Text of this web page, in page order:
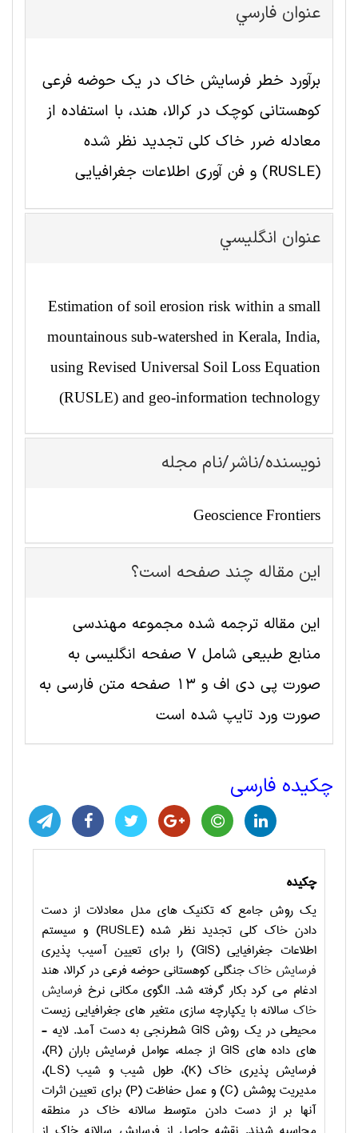
عنوان فارسي
برآورد خطر فرسایش خاک در یک حوضه فرعی
کوهستانی کوچک در کرالا، هند، با استفاده از
معادله ضرر خاک کلی تجدید نظر شده
(RUSLE) و فن آوری اطلاعات جغرافیایی
عنوان انگليسي
Estimation of soil erosion risk within a small
mountainous sub-watershed in Kerala, India,
using Revised Universal Soil Loss Equation
(RUSLE) and geo-information technology
نویسنده/ناشر/نام مجله
Geoscience Frontiers
این مقاله چند صفحه است؟
این مقاله ترجمه شده مجموعه مهندسی
منابع طبيعی شامل 7 صفحه انگلیسی به
صورت پی دی اف و 13 صفحه متن فارسی به
صورت ورد تایپ شده است
چکیده فارسی
چکیده
یک روش جامع که تکنیک ­های مدل معادلات از دست
دادن خاک کلی تجدید نظر شده (RUSLE) و سیستم
اطلاعات جغرافیایی (GIS) را برای تعیین آسیب ­پذیری
فرسایش خاکجنگلی کوهستانی حوضه فرعی در کرالا، هند
ادغام می ­کرد بکار گرفته شد. الگوی مکانی نرخ فرسایش
خاک سالانه با یکپارچه سازی متغیر های جغرافیایی زیست
محیطی در یک روش GISشطرنجی به دست آمد. لایه ­
های داده های GIS از جمله، عوامل فرسایش باران (R)،
فرسایش ­پذیری خاک (K)، طول شیب و شیب (LS)،
مدیریت پوشش (C) و عمل حفاظت (P) برای تعیین اثرات
آنها بر ​​از دست دادن متوسط سالانه خاک در منطقه